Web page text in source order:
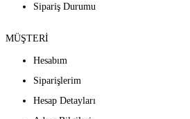
Sipariş Durumu
MÜŞTERİ
Hesabım
Siparişlerim
Hesap Detayları